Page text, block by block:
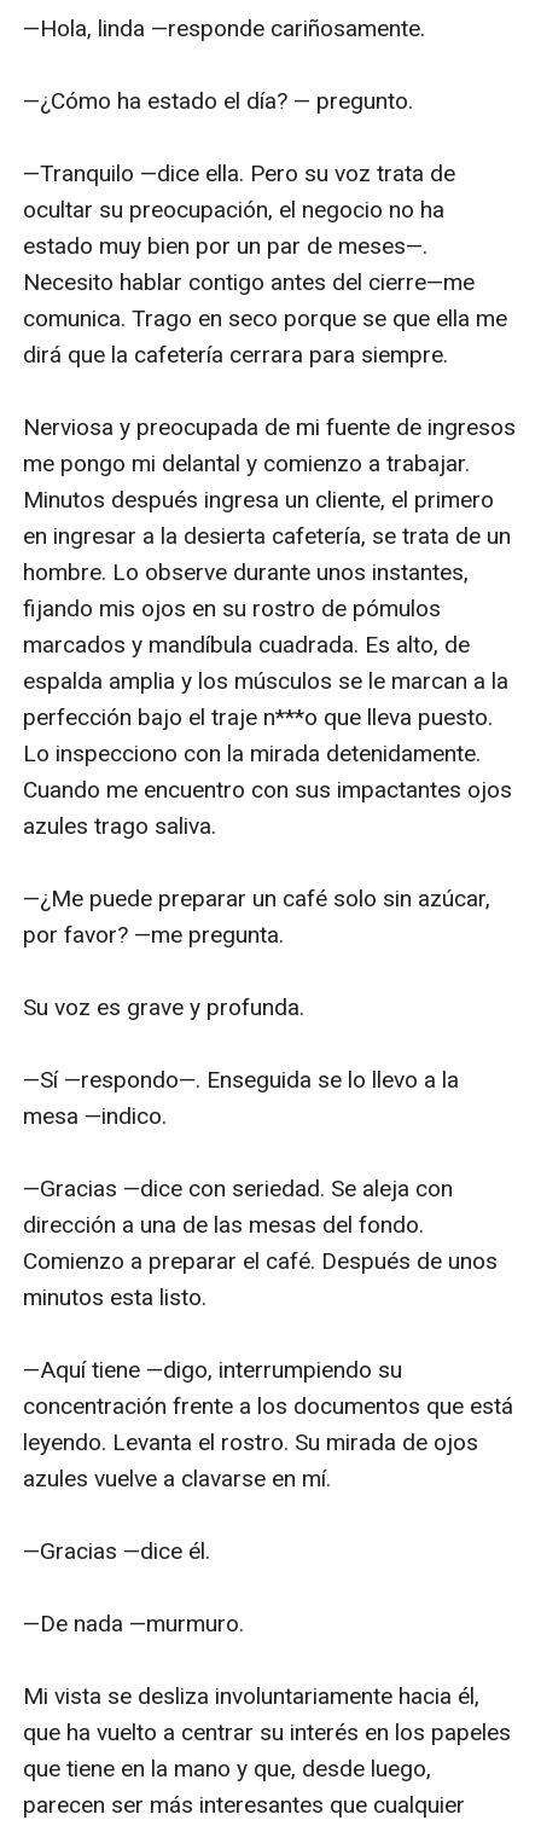
—Hola, linda —responde cariñosamente.
—¿Cómo ha estado el día? — pregunto.
—Tranquilo —dice ella. Pero su voz trata de
ocultar su preocupación, el negocio no ha
estado muy bien por un par de meses—.
Necesito hablar contigo antes del cierre—me
comunica. Trago en seco porque se que ella me
dirá que la cafetería cerrara para siempre.
Nerviosa y preocupada de mi fuente de ingresos
me pongo mi delantal y comienzo a trabajar.
Minutos después ingresa un cliente, el primero
en ingresar a la desierta cafetería, se trata de un
hombre. Lo observe durante unos instantes,
fijando mis ojos en su rostro de pómulos
marcados y mandíbula cuadrada. Es alto, de
espalda amplia y los músculos se le marcan a la
perfección bajo el traje n***o que lleva puesto.
Lo inspecciono con la mirada detenidamente.
Cuando me encuentro con sus impactantes ojos
azules trago saliva.
—¿Me puede preparar un café solo sin azúcar,
por favor? —me pregunta.
Su voz es grave y profunda.
—Sí —respondo—. Enseguida se lo llevo a la
mesa —indico.
—Gracias —dice con seriedad. Se aleja con
dirección a una de las mesas del fondo.
Comienzo a preparar el café. Después de unos
minutos esta listo.
—Aquí tiene —digo, interrumpiendo su
concentración frente a los documentos que está
leyendo. Levanta el rostro. Su mirada de ojos
azules vuelve a clavarse en mí.
—Gracias —dice él.
—De nada —murmuro.
Mi vista se desliza involuntariamente hacia él,
que ha vuelto a centrar su interés en los papeles
que tiene en la mano y que, desde luego,
parecen ser más interesantes que cualquier